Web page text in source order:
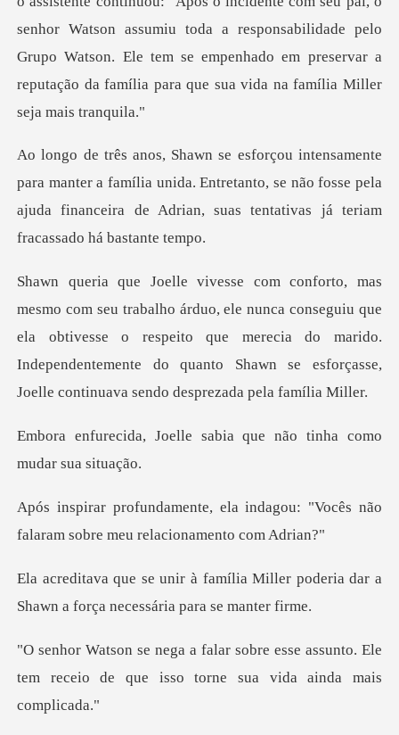
senhor Watson assumiu toda a responsabilidade pelo
Grupo Watson. Ele tem se empenh
a família unida. Entretanto, se não fosse pela
ajuda financeira
unca conseguiu que
ela obtivesse o respeito que merecia do marido.
Independentemente
le sabia que não tinha
indagou: "Vocês não
falaram sob
a Miller poderia dar a
Shawn a forç
esse assunto. Ele
tem receio de que iss